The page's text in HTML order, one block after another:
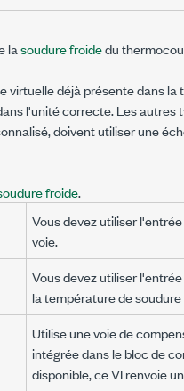
lasoudure froidedu
déjà présente dans la
l'unité correcte. Les autres
doivent utiliser une
froide.
Vous devez utiliser l'entrée
voie.
Vous devez utiliser l'entrée
la température de
Utilise une voie de
intégrée dans le bloc de
disponible, ce VI renvoie